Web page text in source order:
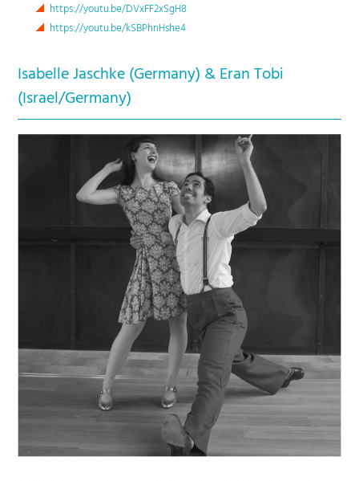
https://youtu.be/DVxFF2xSgH8
https://youtu.be/kSBPhnHshe4
Isabelle Jaschke (Germany) & Eran Tobi
(Israel/Germany)